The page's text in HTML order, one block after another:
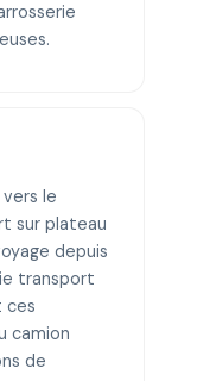
le
sur plateau
depuis
transport
ces
camion
de